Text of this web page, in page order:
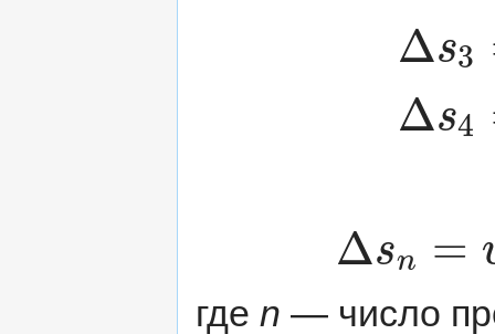
Δs3
Δs4
Δsn =
где n — число